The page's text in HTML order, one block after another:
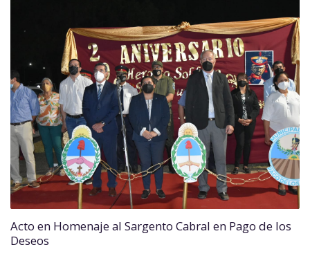
Acto en Homenaje al Sargento Cabral en Pago de los
Deseos